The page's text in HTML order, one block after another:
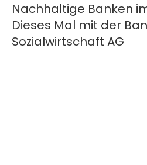
Nachhaltige Banken
Dieses Mal mit der
Sozialwirtschaft AG